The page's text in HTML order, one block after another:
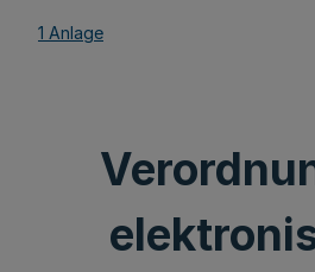
1 Anlage